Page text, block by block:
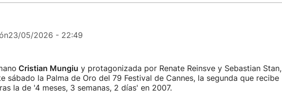
23/05/2026 - 22:49
Cristian Mungiu y protagonizada por Renate Reinsve y Sebastian Stan,
sábado la Palma de Oro del 79 Festival de Cannes, la segunda que recibe
la de '4 meses, 3 semanas, 2 días' en 2007.